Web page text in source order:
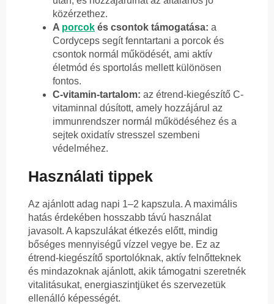
közérzethez.
A porcok és csontok támogatása: a
Cordyceps segít fenntartani a porcok és
csontok normál működését, ami aktív
életmód és sportolás mellett különösen
fontos.
C-vitamin-tartalom: az étrend-kiegészítő C-
vitaminnal dúsított, amely hozzájárul az
immunrendszer normál működéséhez és a
sejtek oxidatív stresszel szembeni
védelméhez.
Használati tippek
Az ajánlott adag napi 1–2 kapszula. A maximális
hatás érdekében hosszabb távú használat
javasolt. A kapszulákat étkezés előtt, mindig
bőséges mennyiségű vízzel vegye be. Ez az
étrend-kiegészítő sportolóknak, aktív felnőtteknek
és mindazoknak ajánlott, akik támogatni szeretnék
vitalitásukat, energiaszintjüket és szervezetük
ellenálló képességét.